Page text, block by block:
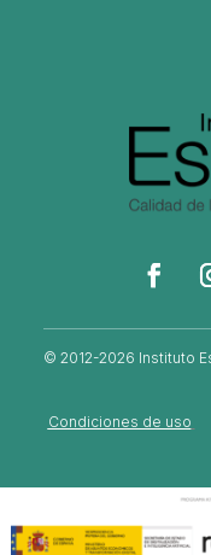
© 2012-2026 Instituto
Condiciones de uso